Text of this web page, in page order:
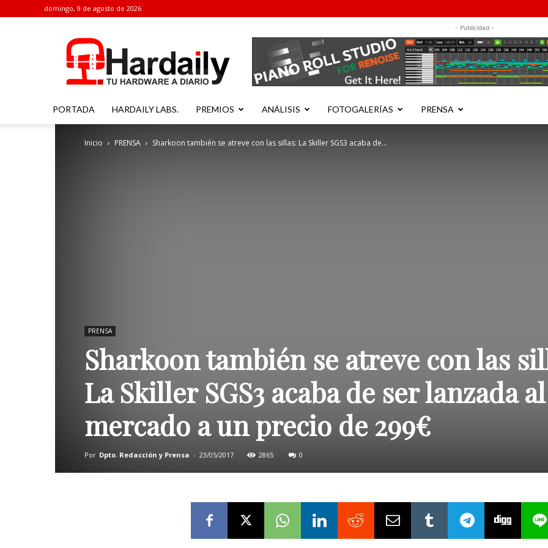
domingo, 9 de agosto de 2026
- Publicidad -
PORTADA HARDAILY LABS. PREMIOS ANÁLISIS FOTOGALERÍAS PRENSA
Inicio PRENSA Sharkoon también se atreve con las sillas: La Skiller SGS3 acaba de...
PRENSA
Sharkoon también se atreve con las
La Skiller SGS3 acaba de ser lanzada al
mercado a un precio de 299€
Por Dpto. Redacción y Prensa - 23/05/2017 2865 0